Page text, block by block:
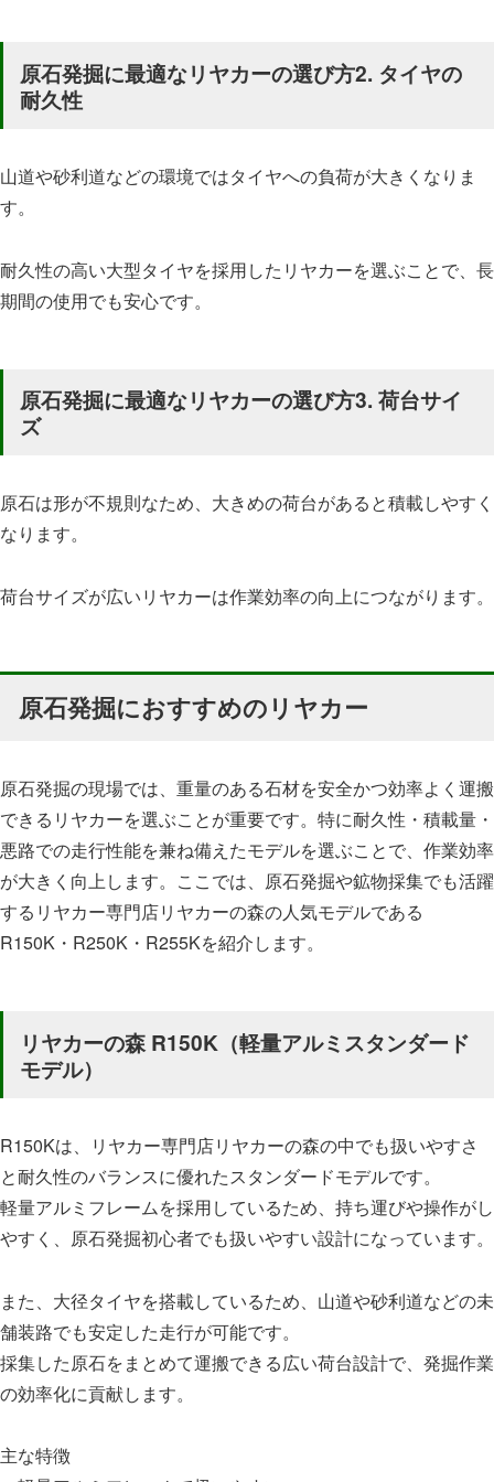
原石発掘に最適なリヤカーの選び方2. タイヤの
耐久性
山道や砂利道などの環境ではタイヤへの負荷が大きくなりま
す。
耐久性の高い大型タイヤを採用したリヤカーを選ぶことで、長
期間の使用でも安心です。
原石発掘に最適なリヤカーの選び方3. 荷台サイ
ズ
原石は形が不規則なため、大きめの荷台があると積載しやすく
なります。
荷台サイズが広いリヤカーは作業効率の向上につながります。
原石発掘におすすめのリヤカー
原石発掘の現場では、重量のある石材を安全かつ効率よく運搬
できるリヤカーを選ぶことが重要です。特に耐久性・積載量・
悪路での走行性能を兼ね備えたモデルを選ぶことで、作業効率
が大きく向上します。ここでは、原石発掘や鉱物採集でも活躍
するリヤカー専門店リヤカーの森の人気モデルである
R150K・R250K・R255Kを紹介します。
リヤカーの森 R150K（軽量アルミスタンダード
モデル）
R150Kは、リヤカー専門店リヤカーの森の中でも扱いやすさ
と耐久性のバランスに優れたスタンダードモデルです。
軽量アルミフレームを採用しているため、持ち運びや操作がし
やすく、原石発掘初心者でも扱いやすい設計になっています。
また、大径タイヤを搭載しているため、山道や砂利道などの未
舗装路でも安定した走行が可能です。
採集した原石をまとめて運搬できる広い荷台設計で、発掘作業
の効率化に貢献します。
主な特徴